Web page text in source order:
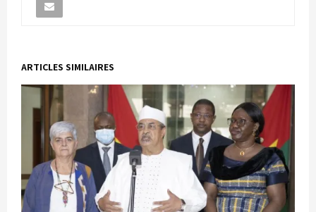
ARTICLES SIMILAIRES